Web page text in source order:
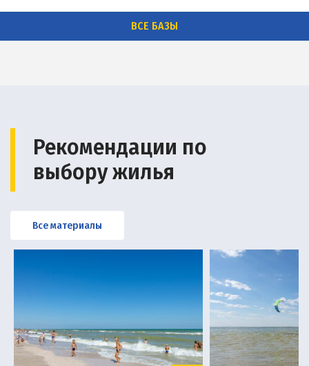
ВСЕ БАЗЫ
Рекомендации по
выбору жилья
Все материалы